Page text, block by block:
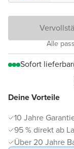
Deine Vorteile
10 Jahre
95 % direkt ab
Über 20 Jahre
Alle
Sofort lieferbar